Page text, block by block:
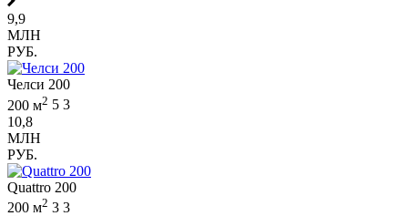
9,9
МЛН
РУБ.
Челси 200
200 м2 5 3
10,8
МЛН
РУБ.
Quattro 200
200 м2 3 3